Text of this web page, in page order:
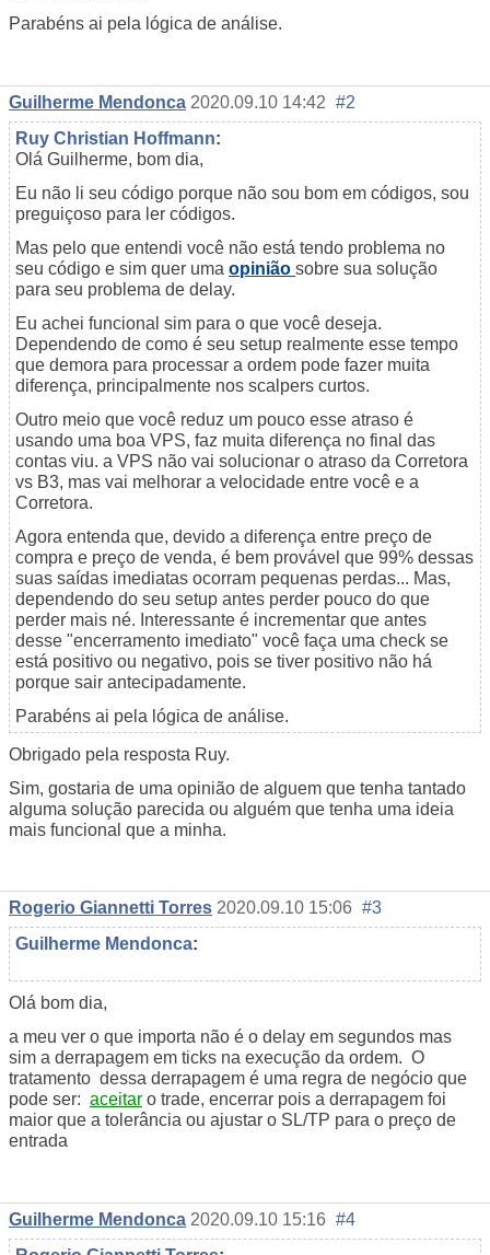
Parabéns ai pela lógica de análise.
Guilherme Mendonca 2020.09.10 14:42 #2
Ruy Christian Hoffmann:
Olá Guilherme, bom dia,
Eu não li seu código porque não sou bom em códigos, sou
preguiçoso para ler códigos.
Mas pelo que entendi você não está tendo problema no
seu código e sim quer uma opinião sobre sua solução
para seu problema de delay.
Eu achei funcional sim para o que você deseja.
Dependendo de como é seu setup realmente esse tempo
que demora para processar a ordem pode fazer muita
diferença, principalmente nos scalpers curtos.
Outro meio que você reduz um pouco esse atraso é
usando uma boa VPS, faz muita diferença no final das
contas viu. a VPS não vai solucionar o atraso da Corretora
vs B3, mas vai melhorar a velocidade entre você e a
Corretora.
Agora entenda que, devido a diferença entre preço de
compra e preço de venda, é bem provável que 99% dessas
suas saídas imediatas ocorram pequenas perdas... Mas,
dependendo do seu setup antes perder pouco do que
perder mais né. Interessante é incrementar que antes
desse "encerramento imediato" você faça uma check se
está positivo ou negativo, pois se tiver positivo não há
porque sair antecipadamente.
Parabéns ai pela lógica de análise.
Obrigado pela resposta Ruy.
Sim, gostaria de uma opinião de alguem que tenha tantado
alguma solução parecida ou alguém que tenha uma ideia
mais funcional que a minha.
Rogerio Giannetti Torres 2020.09.10 15:06 #3
Guilherme Mendonca:
Olá bom dia,
a meu ver o que importa não é o delay em segundos mas
sim a derrapagem em ticks na execução da ordem. O
tratamento dessa derrapagem é uma regra de negócio que
pode ser: aceitar o trade, encerrar pois a derrapagem foi
maior que a tolerância ou ajustar o SL/TP para o preço de
entrada
Guilherme Mendonca 2020.09.10 15:16 #4